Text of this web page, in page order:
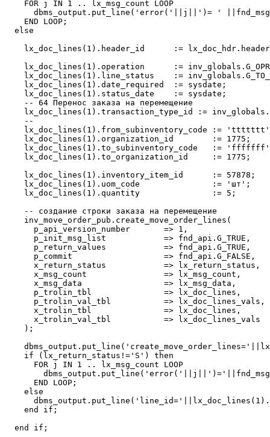
    FOR j IN 1 .. lx_msg_count LOOP
dbms_output.put_line('error('||j||')= '
    END LOOP;
  else
lx_doc_lines(1).header_id      :=
lx_doc_lines(1).operation      :=
lx_doc_lines(1).line_status    :=
    lx_doc_lines(1).date_required  := sysdate;
    lx_doc_lines(1).status_date    := sysdate;
    -- 64 Перенос заказа на перемещение
lx_doc_lines(1).transaction_type_id :=
    --
lx_doc_lines(1).from_subinventory_code :=
    lx_doc_lines(1).organization_id        := 1775;
lx_doc_lines(1).to_subinventory_code   :=
    lx_doc_lines(1).to_organization_id     := 1775;
    lx_doc_lines(1).inventory_item_id      := 57878;
    lx_doc_lines(1).uom_code               := 'шт';
    lx_doc_lines(1).quantity               := 5;
    -- создание строки заказа на перемещение
    inv_move_order_pub.create_move_order_lines(
      p_api_version_number       => 1,
      p_init_msg_list            => fnd_api.G_TRUE,
p_return_values            =>
      p_commit                   => fnd_api.G_FALSE,
      x_return_status            => lx_return_status,
      x_msg_count                => lx_msg_count,
      x_msg_data                 => lx_msg_data,
      p_trolin_tbl               => lx_doc_lines,
      p_trolin_val_tbl           => lx_doc_lines_vals,
      x_trolin_tbl               => lx_doc_lines,
      x_trolin_val_tbl           => lx_doc_lines_vals
    );
    if (lx_return_status!='S') then
      FOR j IN 1 .. lx_msg_count LOOP
      END LOOP;
    else
    end if;
  end if;